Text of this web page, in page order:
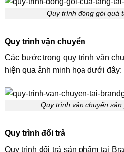
Quy trình đóng gói quà
Quy trình vận chuyển
Các bước trong quy trình vận
hiện qua ảnh minh họa dưới đây:
Quy trình vận chuyển sản
Quy trình đổi trả
Quy trình đổi trả sản phẩm tại